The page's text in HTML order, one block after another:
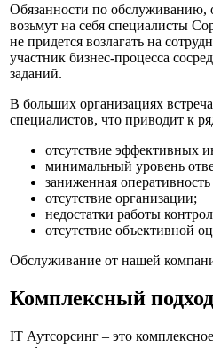
Обязанности по обслуживанию,
возьмут на себя специалисты
не придется возлагать на
участник бизнес-процесса
заданий.
В больших организациях
специалистов, что приводит к
отсутствие эффективных
минимальный уровень
заниженная
отсутствие организации;
недостатки работы
отсутствие объективной
Обслуживание от нашей
Комплексный
IT Аутсорсинг – это